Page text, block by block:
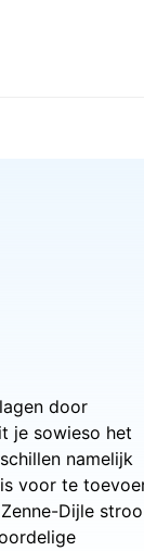
door
je sowieso het
namelijk
voor te
Dijle